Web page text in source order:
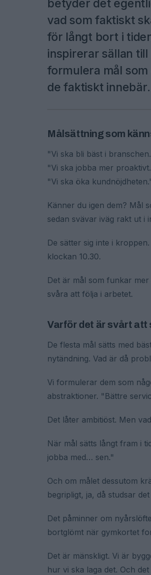
betyder det
vad som faktiskt
för långt bort i
inspirerar sällan
formulera mål
de faktiskt innebär.
Målsättning som
"Vi ska bli bäst i
"Vi ska jobba mer
"Vi ska öka
Känner du igen dem? Mål
sedan svävar iväg rakt ut i
De sätter sig inte i
klockan 10.30.
Det är mål som funkar
svåra att följa i arbetet.
Varför det är svårt att
De flesta mål sätts med
nytändning. Vad är då
Vi formulerar dem som
abstraktioner. "Bättre
Det låter ambitiöst. Men
När mål sätts långt fram i
jobba med… sen."
Och om målet dessutom
begripligt, ja, då studsar
Det påminner om
bortglömt när gymkortet
Det är mänskligt. Vi är
hur vi ska laga det. Och